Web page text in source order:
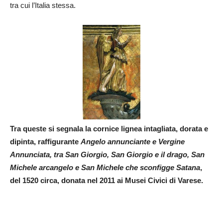
tra cui l’Italia stessa.
Tra queste si segnala la cornice lignea intagliata, dorata e
dipinta, raffigurante Angelo annunciante e Vergine
Annunciata, tra San Giorgio, San Giorgio e il drago, San
Michele arcangelo e San Michele che sconfigge Satana,
del 1520 circa, donata nel 2011 ai Musei Civici di Varese.